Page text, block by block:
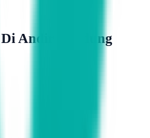
Andir Bandung